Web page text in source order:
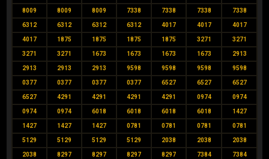
8009 8009 8009 7338 7338 7338 7338
6312 6312 6312 6312 4017 4017 4017
4017 1875 1875 1875 1875 3271 3271
3271 3271 1673 1673 1673 1673 2913
2913 2913 2913 9598 9598 9598 9598
0377 0377 0377 0377 6527 6527 6527
6527 4291 4291 4291 4291 0974 0974
0974 0974 6018 6018 6018 6018 1427
1427 1427 1427 0781 0781 0781 0781
5129 5129 5129 5129 2038 2038 2038
2038 8297 8297 8297 8297 7384 7384